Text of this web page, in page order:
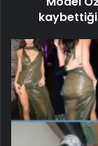
kaybettiği